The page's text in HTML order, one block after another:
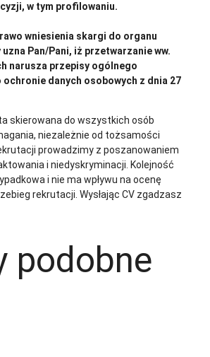
w tym profilowaniu.
wniesienia skargi do organu
Pan/Pani, iż przetwarzanie ww.
narusza przepisy ogólnego
danych osobowych z dnia 27
skierowana do wszystkich osób
niezależnie od tożsamości
prowadzimy z poszanowaniem
i niedyskryminacji. Kolejność
i nie ma wpływu na ocenę
rekrutacji. Wysłając CV zgadzasz
podobne
w Holandii –